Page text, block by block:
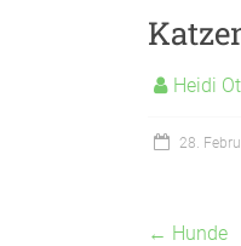
Heidi
28.
← Hunde